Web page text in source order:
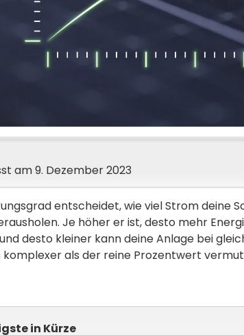
am 9. Dezember 2023
entscheidet, wie viel Strom deine
Je höher er ist, desto mehr
desto kleiner kann deine Anlage bei
als der reine Prozentwert
in Kürze